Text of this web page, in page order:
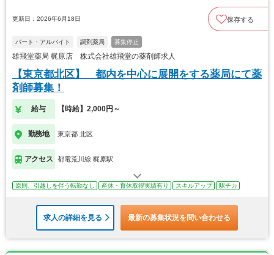
更新日：2026年6月18日 保存する
パート・アルバイト 調剤薬局 募集停止
雄飛堂薬局 梶原店 株式会社雄飛堂の薬剤師求人
【東京都北区】 都内を中心に展開をする薬局にて薬
剤師募集！
給与 【時給】2,000円～
勤務地 東京都 北区
アクセス 都電荒川線 梶原駅
原則、引越しを伴う転勤なし 産休・育休取得実績有り スキルアップ 駅チカ
求人の詳細を見る 最新の募集状況を問い合わせる